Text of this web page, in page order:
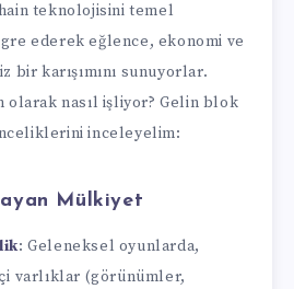
teknolojisini temel
ederek eğlence, ekonomi ve
karışımını sunuyorlar.
olarak nasıl işliyor? Gelin blok
inceleyelim:
Mülkiyet
: Geleneksel oyunlarda,
varlıklar (görünümler,